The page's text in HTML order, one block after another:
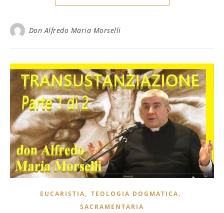
Don Alfredo Maria Morselli
EUCARISTIA, TEOLOGIA DOGMATICA,
SACRAMENTARIA